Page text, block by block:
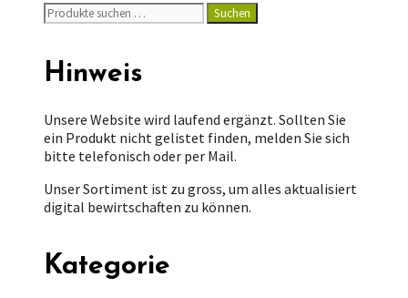
Suchen
nach:
Suchen
Hinweis
Unsere Website wird laufend ergänzt. Sollten Sie
ein Produkt nicht gelistet finden, melden Sie sich
bitte telefonisch oder per Mail.
Unser Sortiment ist zu gross, um alles aktualisiert
digital bewirtschaften zu können.
Kategorie